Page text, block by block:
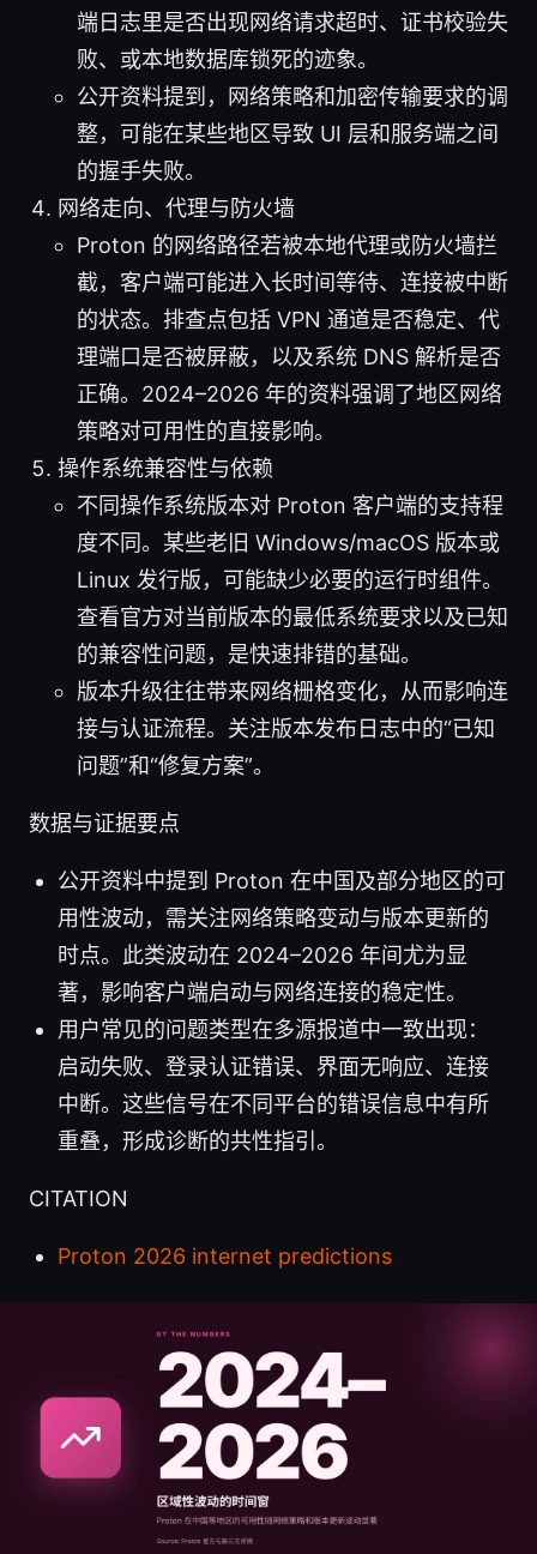
端日志里是否出现网络请求超时、证书校验失
败、或本地数据库锁死的迹象。
公开资料提到，网络策略和加密传输要求的调
整，可能在某些地区导致 UI 层和服务端之间
的握手失败。
网络走向、代理与防火墙
Proton 的网络路径若被本地代理或防火墙拦
截，客户端可能进入长时间等待、连接被中断
的状态。排查点包括 VPN 通道是否稳定、代
理端口是否被屏蔽，以及系统 DNS 解析是否
正确。2024–2026 年的资料强调了地区网络
策略对可用性的直接影响。
操作系统兼容性与依赖
不同操作系统版本对 Proton 客户端的支持程
度不同。某些老旧 Windows/macOS 版本或
Linux 发行版，可能缺少必要的运行时组件。
查看官方对当前版本的最低系统要求以及已知
的兼容性问题，是快速排错的基础。
版本升级往往带来网络栅格变化，从而影响连
接与认证流程。关注版本发布日志中的“已知
问题”和“修复方案”。
数据与证据要点
公开资料中提到 Proton 在中国及部分地区的可
用性波动，需关注网络策略变动与版本更新的
时点。此类波动在 2024–2026 年间尤为显
著，影响客户端启动与网络连接的稳定性。
用户常见的问题类型在多源报道中一致出现：
启动失败、登录认证错误、界面无响应、连接
中断。这些信号在不同平台的错误信息中有所
重叠，形成诊断的共性指引。
CITATION
Proton 2026 internet predictions